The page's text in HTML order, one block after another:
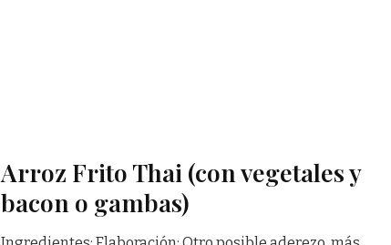
Arroz Frito Thai (con vegetales y
bacon o gambas)